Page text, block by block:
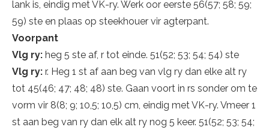
lank is, eindig met VK-ry. Werk oor eerste 56(57; 58; 59;
59) ste en plaas op steekhouer vir agterpant.
Voorpant
Vlg ry: heg 5 ste af, r tot einde. 51(52; 53; 54; 54) ste
Vlg ry: r. Heg 1 st af aan beg van vlg ry dan elke alt ry
tot 45(46; 47; 48; 48) ste. Gaan voort in rs sonder om te
vorm vir 8(8; 9; 10,5; 10,5) cm, eindig met VK-ry. Vmeer 1
st aan beg van ry dan elk alt ry nog 5 keer. 51(52; 53; 54;